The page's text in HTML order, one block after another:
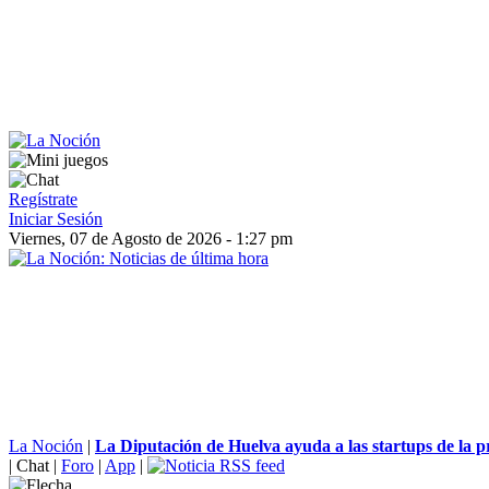
Regístrate
Iniciar Sesión
Viernes, 07 de Agosto de 2026 - 1:27 pm
La Noción | La Diputación de Huelva ayuda a las startups de la
| Chat | Foro | App |